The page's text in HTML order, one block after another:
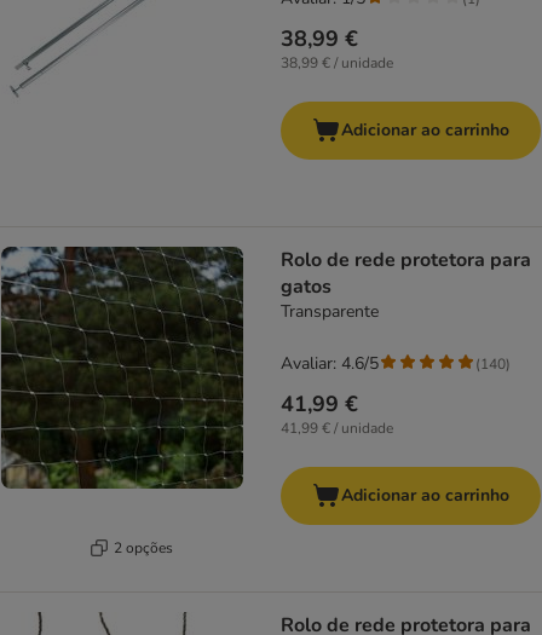
38,99 €
38,99 € / unidade
Adicionar ao carrinho
2 opções
Rolo de rede protetora para
gatos
Transparente
41,99 €
41,99 € / unidade
Avaliar: 4.6/5 (140)
Adicionar ao carrinho
Rolo de rede protetora para